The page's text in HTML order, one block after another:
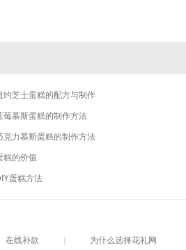
约芝士蛋糕的配方与制作
莓慕斯蛋糕的制作方法
克力慕斯蛋糕的制作方法
糕的价值
蛋糕方法
在线补款 为什么选择花礼网